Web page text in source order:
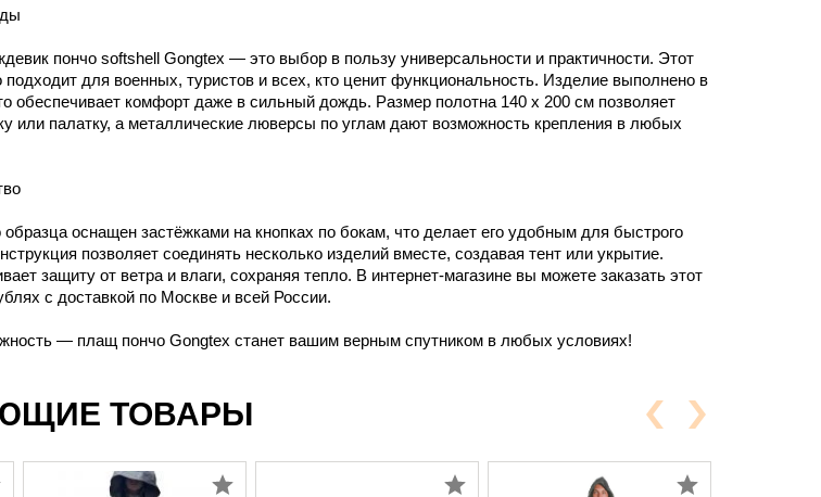
пончо softshell Gongtex — это выбор в пользу универсальности и практичности. Этот
для военных, туристов и всех, кто ценит функциональность. Изделие выполнено в
обеспечивает комфорт даже в сильный дождь. Размер полотна 140 х 200 см позволяет
или палатку, а металлические люверсы по углам дают возможность крепления в любых
оснащен застёжками на кнопках по бокам, что делает его удобным для быстрого
позволяет соединять несколько изделий вместе, создавая тент или укрытие.
защиту от ветра и влаги, сохраняя тепло. В интернет-магазине вы можете заказать этот
с доставкой по Москве и всей России.
— плащ пончо Gongtex станет вашим верным спутником в любых условиях!
ТОВАРЫ